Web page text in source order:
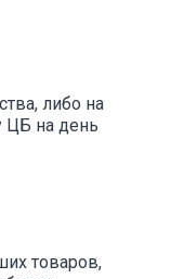
либо на
ЦБ на день
товаров,